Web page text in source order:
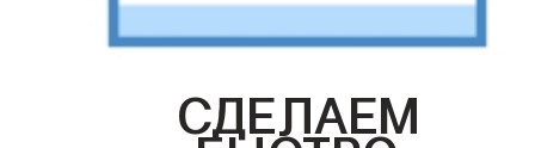
СДЕЛАЕМ